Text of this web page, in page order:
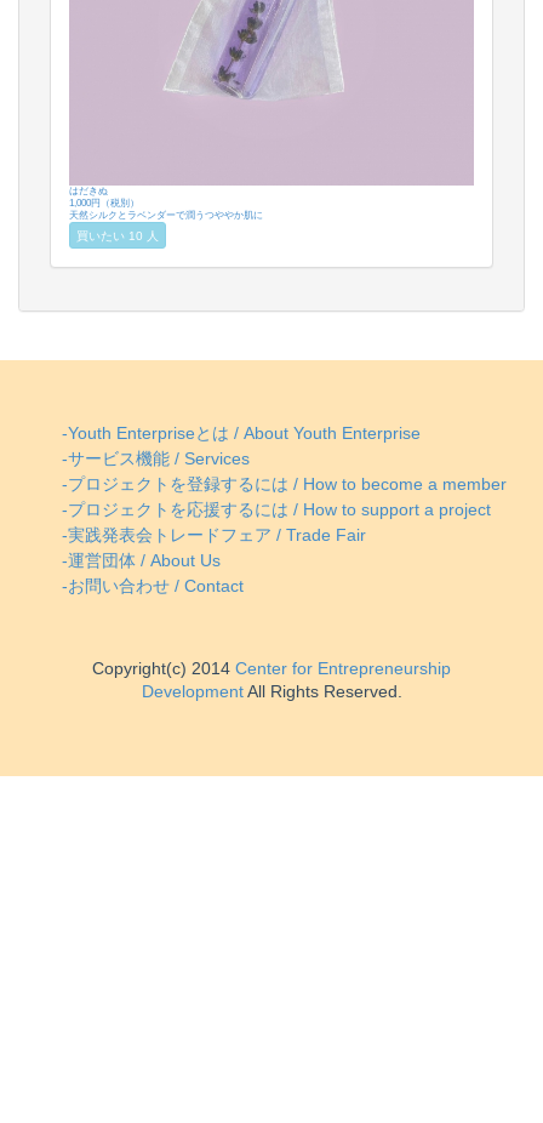
はだきぬ
1,000円（税別）
天然シルクとラベンダーで潤うつややか肌に
買いたい 10 人
-Youth Enterpriseとは / About Youth Enterprise
-サービス機能 / Services
-プロジェクトを登録するには / How to become a member
-プロジェクトを応援するには / How to support a project
-実践発表会トレードフェア / Trade Fair
-運営団体 / About Us
-お問い合わせ / Contact
Copyright(c) 2014 Center for Entrepreneurship
DevelopmentAll Rights Reserved.